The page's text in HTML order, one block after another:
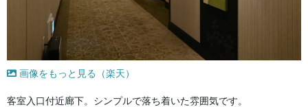
画像をもっと見る（楽天）
客室入口付近廊下。シンプルで落ち着いた雰囲気です。